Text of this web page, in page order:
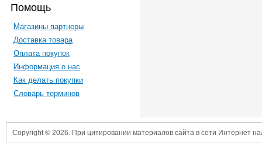
Помощь
Магазины партнеры
Доставка товара
Оплата покупок
Информация о нас
Как делать покупки
Словарь терминов
Copyright © 2026. При цитировании материалов сайта в сети Интернет